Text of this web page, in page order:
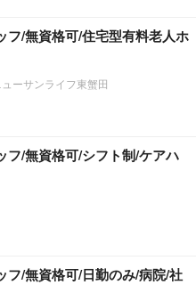
フ/無資格可/住宅型有料老人ホ
ーサンライフ東蟹田
フ/無資格可/シフト制/ケアハ
フ/無資格可/日勤のみ/病院/社